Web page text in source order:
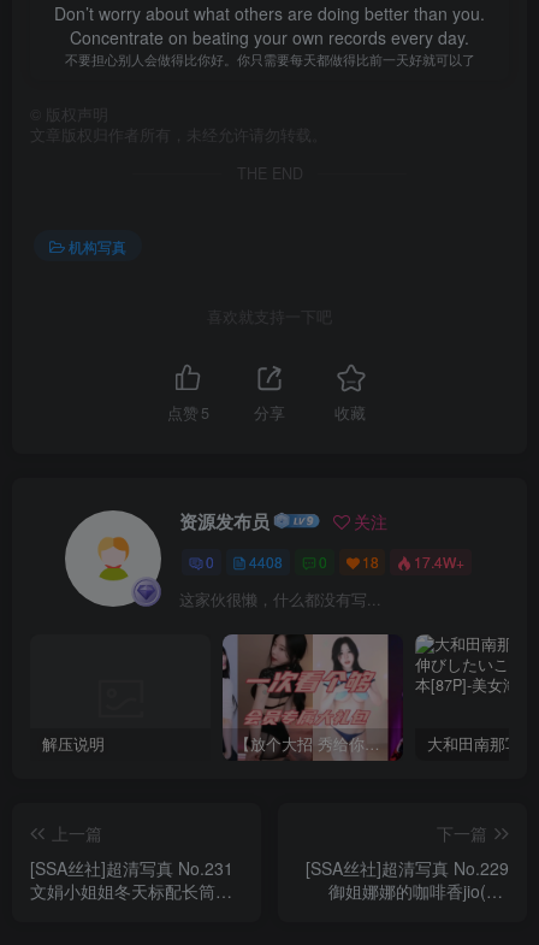
Don’t worry about what others are doing better than you.
Concentrate on beating your own records every day.
不要担心别人会做得比你好。你只需要每天都做得比前一天好就可以了
版权声明
文章版权归作者所有，未经允许请勿转载。
THE END
机构写真
喜欢就支持一下吧
点赞 5 分享 收藏
资源发布员 关注
0 4408 0 18 17.4W+
这家伙很懒，什么都没有写...
解压说明 【放个大招 秀给你】赞助VIP，全站无限制任意下载巨量福利资源打包！【VIP优惠中】
上一篇
[SSA丝社]超清写真 No.231
文娟小姐姐冬天标配长筒靴
下一篇
[SSA丝社]超清写真 No.229
御姐娜娜的咖啡香jio(下)